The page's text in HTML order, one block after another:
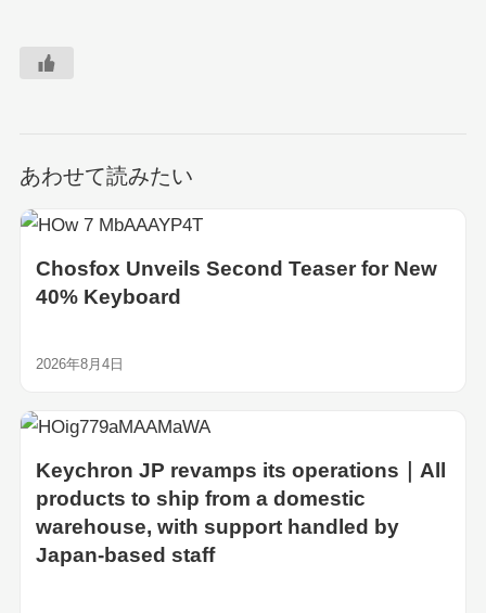
あわせて読みたい
Chosfox Unveils Second Teaser for New
40% Keyboard
2026年8月4日
Keychron JP revamps its operations｜All
products to ship from a domestic
warehouse, with support handled by
Japan-based staff